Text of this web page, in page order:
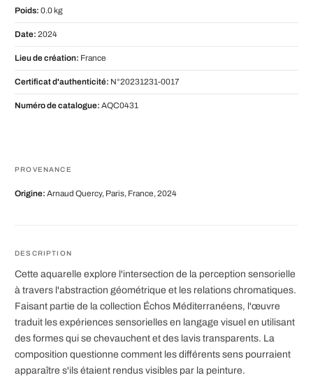
Poids: 0.0 kg
Date: 2024
Lieu de création: France
Certificat d'authenticité: N°20231231-0017
Numéro de catalogue: AQC0431
PROVENANCE
Origine: Arnaud Quercy, Paris, France, 2024
DESCRIPTION
Cette aquarelle explore l'intersection de la perception sensorielle
à travers l'abstraction géométrique et les relations chromatiques.
Faisant partie de la collection Échos Méditerranéens, l'œuvre
traduit les expériences sensorielles en langage visuel en utilisant
des formes qui se chevauchent et des lavis transparents. La
composition questionne comment les différents sens pourraient
apparaître s'ils étaient rendus visibles par la peinture.